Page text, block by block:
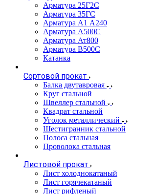
Арматура 25Г2С
Арматура 35ГС
Арматура А1 А240
Арматура А500С
Арматура Ат800
Арматура В500С
Катанка
Сортовой прокат
Балка двутавровая
Круг стальной
Швеллер стальной
Квадрат стальной
Уголок металлический
Шестигранник стальной
Полоса стальная
Проволока стальная
Листовой прокат
Лист холоднокатаный
Лист горячекатаный
Лист рифленый